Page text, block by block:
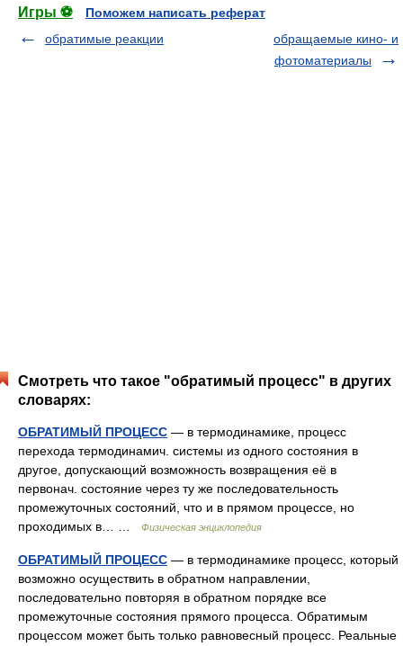
Игры ⚽
Поможем написать реферат
обратимые реакции
обращаемые кино- и
фотоматериалы
Смотреть что такое "обратимый процесс" в других
словарях:
ОБРАТИМЫЙ ПРОЦЕСС — в термодинамике, процесс
перехода термодинамич. системы из одного состояния в
другое, допускающий возможность возвращения её в
первонач. состояние через ту же последовательность
промежуточных состояний, что и в прямом процессе, но
проходимых в… …
Физическая энциклопедия
ОБРАТИМЫЙ ПРОЦЕСС — в термодинамике процесс, который
возможно осуществить в обратном направлении,
последовательно повторяя в обратном порядке все
промежуточные состояния прямого процесса. Обратимым
процессом может быть только равновесный процесс. Реальные